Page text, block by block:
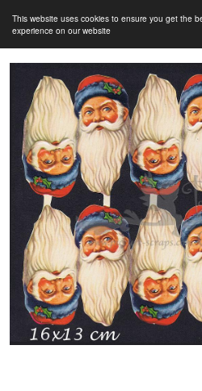
This website uses cookies to ensure you get the
experience on our website